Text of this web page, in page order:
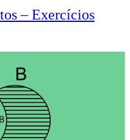
– Exercícios